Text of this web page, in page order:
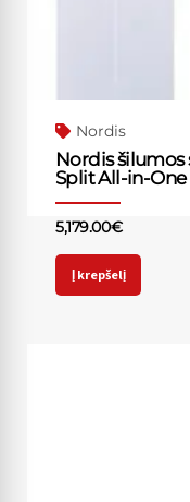
Nordis
Nordis šilumos
Split All-in-One
5,179.00€
Į krepšelį